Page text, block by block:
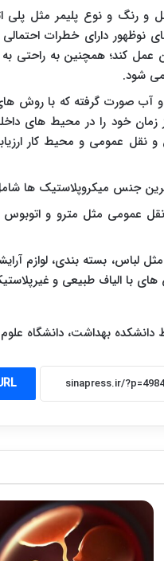
و رنگ و نوع پلیمر مثل پلی
دارای خطرات
عمل کند؛ همچنین به راحتی
شود.
و آب صورت گرفته که با روش
که افراد حدود ۹۰ درصد از زمان خود
عمومی و محیط کار
جنس میکروپلاستیک ها
عمومی مثل مترو و
لباس، بسته بندی، لوازم
با الیاف طبیعی و
بهداشت، دانشگاه